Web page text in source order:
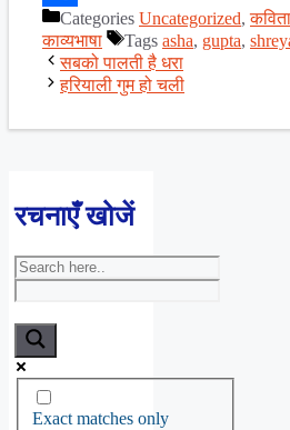
ShareCategories Uncategorized,कविता
काव्यभाषा
Tags asha, gupta,
सबको पालती है धरा
हरियाली गुम हो चली
रचनाएँ खोजें
Exact matches only